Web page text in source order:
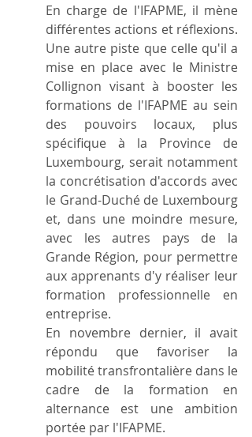
En charge de l'IFAPME, il mène
différentes actions et réflexions.
Une autre piste que celle qu'il a
mise en place avec le Ministre
Collignon visant à booster les
formations de l'IFAPME au sein
des pouvoirs locaux, plus
spécifique à la Province de
Luxembourg, serait notamment
la concrétisation d'accords avec
le Grand-Duché de Luxembourg
et, dans une moindre mesure,
avec les autres pays de la
Grande Région, pour permettre
aux apprenants d'y réaliser leur
formation professionnelle en
entreprise.
En novembre dernier, il avait
répondu que favoriser la
mobilité transfrontalière dans le
cadre de la formation en
alternance est une ambition
portée par l'IFAPME.